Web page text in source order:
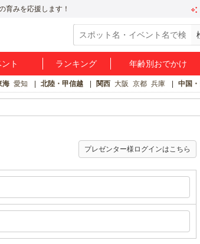
育みを応援します！
ト ランキング 年齢別おでかけ
海 愛知 北陸・甲信越 関西 大阪 京都 兵庫 中国
プレゼンター様ログインはこちら